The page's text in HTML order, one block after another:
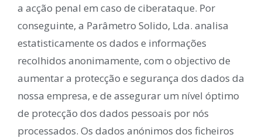
a acção penal em caso de ciberataque. Por
conseguinte, a Parâmetro Solido, Lda. analisa
estatisticamente os dados e informações
recolhidos anonimamente, com o objectivo de
aumentar a protecção e segurança dos dados da
nossa empresa, e de assegurar um nível óptimo
de protecção dos dados pessoais por nós
processados. Os dados anónimos dos ficheiros